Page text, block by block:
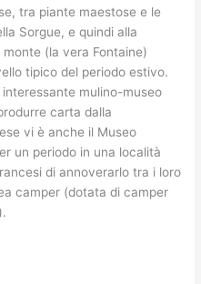
tra piante maestose e le
Sorgue, e quindi alla
monte (la vera Fontaine)
tipico del periodo estivo.
interessante mulino-museo
carta dalla
vi è anche il Museo
un periodo in una località
di annoverarlo tra i loro
camper (dotata di camper